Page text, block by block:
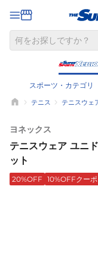
スポーツ・カテゴリ
テニス テニスウェ
ヨネックス
テニスウェア ユニ
ット
20%OFF 10%OFFクー